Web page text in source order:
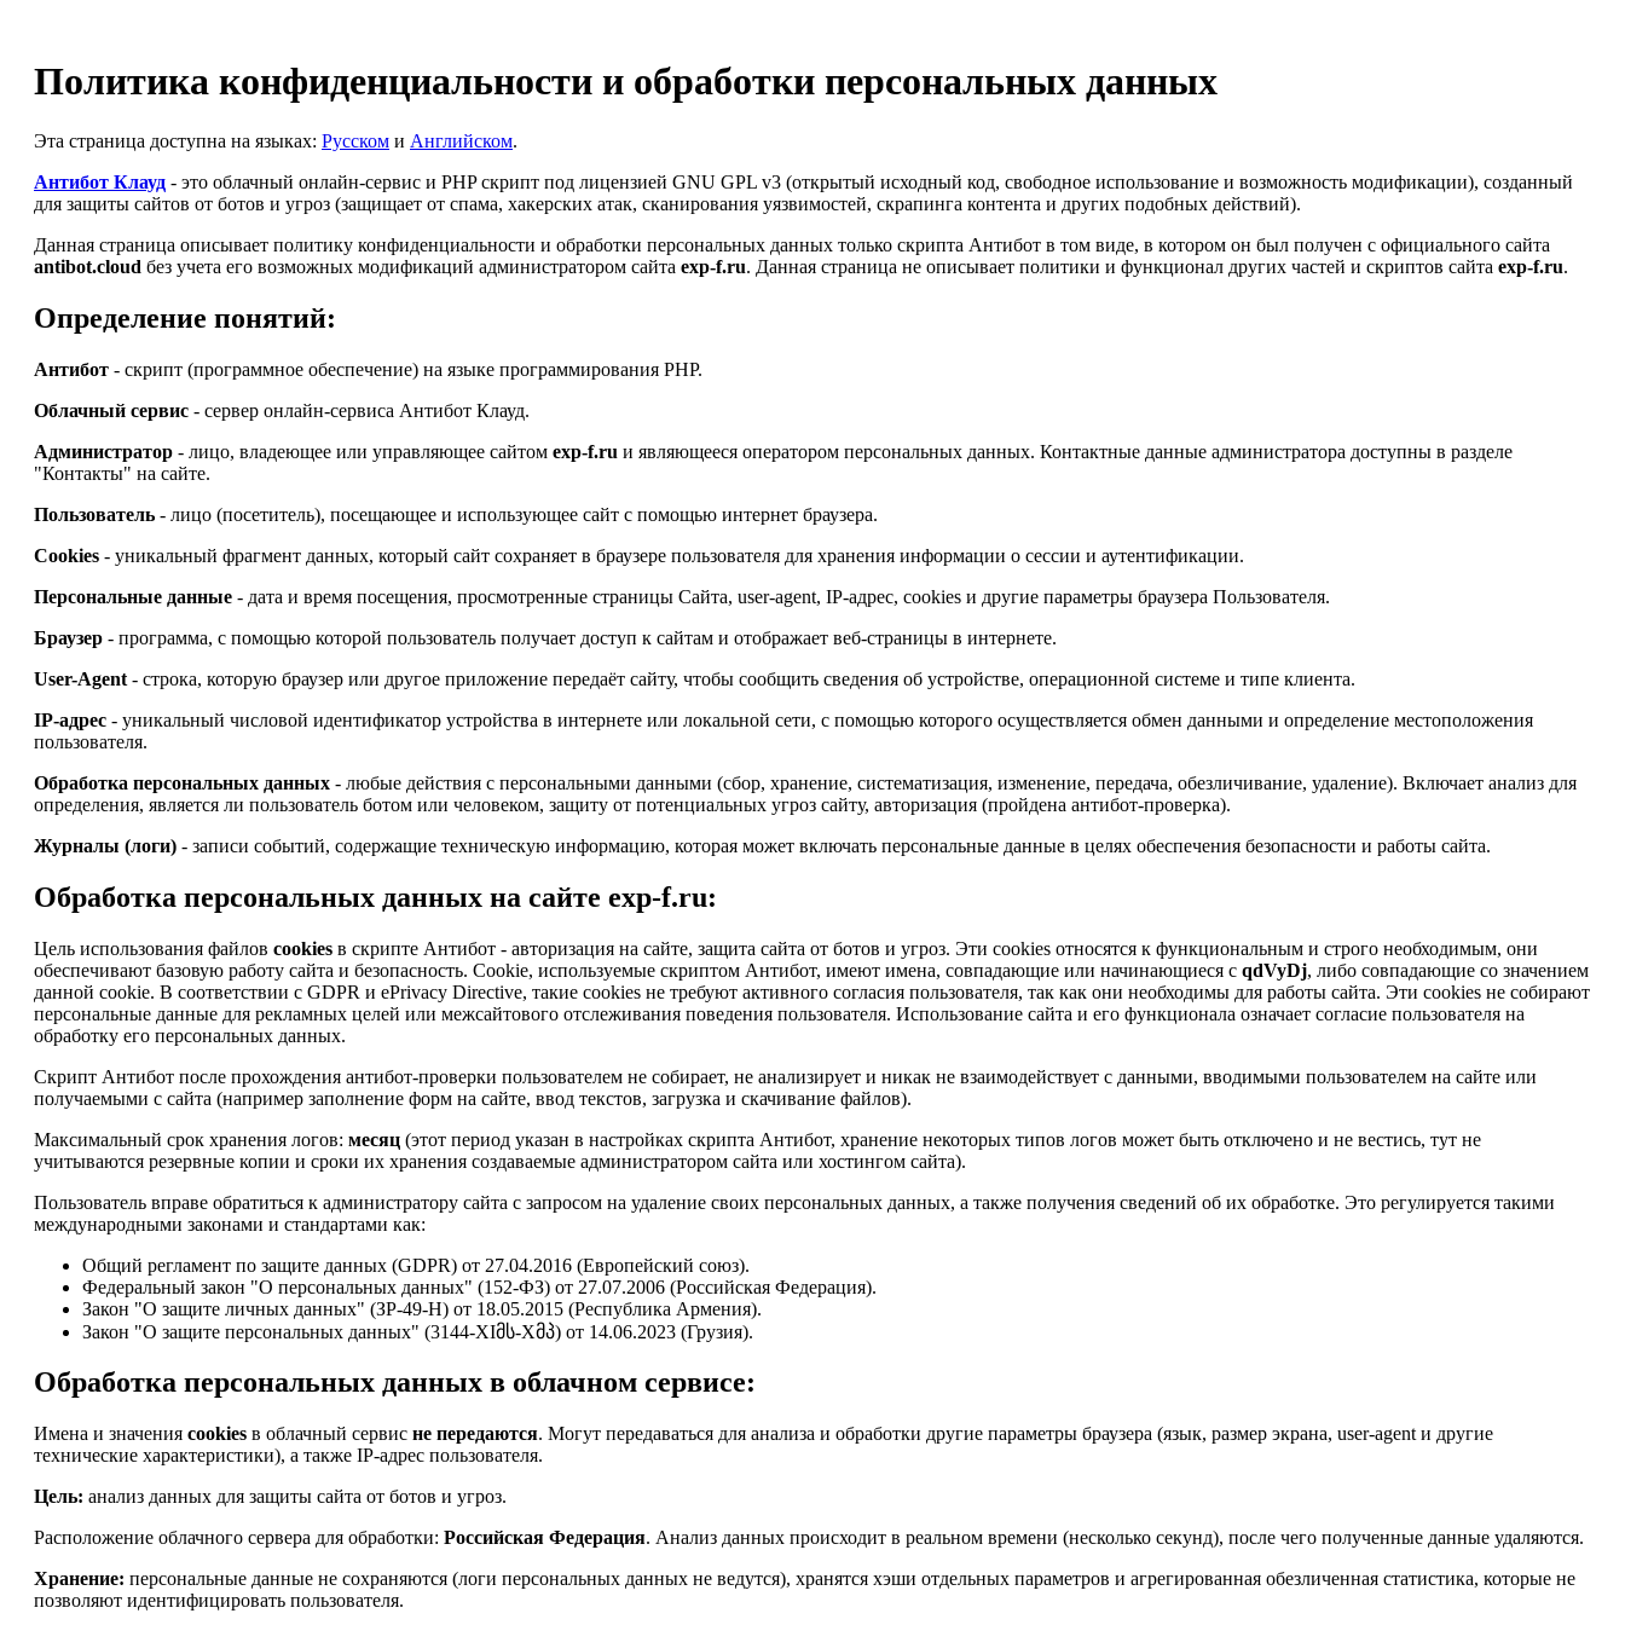
Политика конфиденциальности и обработки персональных данных
Эта страница доступна на языках: Русском и Английском.
Антибот Клауд - это облачный онлайн-сервис и PHP скрипт под лицензией GNU GPL v3 (открытый исходный код, свободное использование и возможность модификации), созданный
для защиты сайтов от ботов и угроз (защищает от спама, хакерских атак, сканирования уязвимостей, скрапинга контента и других подобных действий).
Данная страница описывает политику конфиденциальности и обработки персональных данных только скрипта Антибот в том виде, в котором он был получен с официального сайта
antibot.cloud без учета его возможных модификаций администратором сайта exp-f.ru. Данная страница не описывает политики и функционал других частей и скриптов сайта exp-f.ru.
Определение понятий:
Антибот - скрипт (программное обеспечение) на языке программирования PHP.
Облачный сервис - сервер онлайн-сервиса Антибот Клауд.
Администратор - лицо, владеющее или управляющее сайтом exp-f.ru и являющееся оператором персональных данных. Контактные данные администратора доступны в разделе
"Контакты" на сайте.
Пользователь - лицо (посетитель), посещающее и использующее сайт с помощью интернет браузера.
Cookies - уникальный фрагмент данных, который сайт сохраняет в браузере пользователя для хранения информации о сессии и аутентификации.
Персональные данные - дата и время посещения, просмотренные страницы Сайта, user-agent, IP-адрес, cookies и другие параметры браузера Пользователя.
Браузер - программа, с помощью которой пользователь получает доступ к сайтам и отображает веб-страницы в интернете.
User-Agent - строка, которую браузер или другое приложение передаёт сайту, чтобы сообщить сведения об устройстве, операционной системе и типе клиента.
IP-адрес - уникальный числовой идентификатор устройства в интернете или локальной сети, с помощью которого осуществляется обмен данными и определение местоположения
пользователя.
Обработка персональных данных - любые действия с персональными данными (сбор, хранение, систематизация, изменение, передача, обезличивание, удаление). Включает анализ для
определения, является ли пользователь ботом или человеком, защиту от потенциальных угроз сайту, авторизация (пройдена антибот-проверка).
Журналы (логи) - записи событий, содержащие техническую информацию, которая может включать персональные данные в целях обеспечения безопасности и работы сайта.
Обработка персональных данных на сайте exp-f.ru:
Цель использования файлов cookies в скрипте Антибот - авторизация на сайте, защита сайта от ботов и угроз. Эти cookies относятся к функциональным и строго необходимым, они
обеспечивают базовую работу сайта и безопасность. Cookie, используемые скриптом Антибот, имеют имена, совпадающие или начинающиеся с qdVyDj, либо совпадающие со значением
данной cookie. В соответствии с GDPR и ePrivacy Directive, такие cookies не требуют активного согласия пользователя, так как они необходимы для работы сайта. Эти cookies не собирают
персональные данные для рекламных целей или межсайтового отслеживания поведения пользователя. Использование сайта и его функционала означает согласие пользователя на
обработку его персональных данных.
Скрипт Антибот после прохождения антибот-проверки пользователем не собирает, не анализирует и никак не взаимодействует с данными, вводимыми пользователем на сайте или
получаемыми с сайта (например заполнение форм на сайте, ввод текстов, загрузка и скачивание файлов).
Максимальный срок хранения логов: месяц (этот период указан в настройках скрипта Антибот, хранение некоторых типов логов может быть отключено и не вестись, тут не
учитываются резервные копии и сроки их хранения создаваемые администратором сайта или хостингом сайта).
Пользователь вправе обратиться к администратору сайта с запросом на удаление своих персональных данных, а также получения сведений об их обработке. Это регулируется такими
международными законами и стандартами как:
Общий регламент по защите данных (GDPR) от 27.04.2016 (Европейский союз).
Федеральный закон "О персональных данных" (152-ФЗ) от 27.07.2006 (Российская Федерация).
Закон "О защите личных данных" (ЗР-49-Н) от 18.05.2015 (Республика Армения).
Закон "О защите персональных данных" (3144-XIმს-Xმპ) от 14.06.2023 (Грузия).
Обработка персональных данных в облачном сервисе:
Имена и значения cookies в облачный сервис не передаются. Могут передаваться для анализа и обработки другие параметры браузера (язык, размер экрана, user-agent и другие
технические характеристики), а также IP-адрес пользователя.
Цель: анализ данных для защиты сайта от ботов и угроз.
Расположение облачного сервера для обработки: Российская Федерация. Анализ данных происходит в реальном времени (несколько секунд), после чего полученные данные удаляются.
Хранение: персональные данные не сохраняются (логи персональных данных не ведутся), хранятся хэши отдельных параметров и агрегированная обезличенная статистика, которые не
позволяют идентифицировать пользователя.